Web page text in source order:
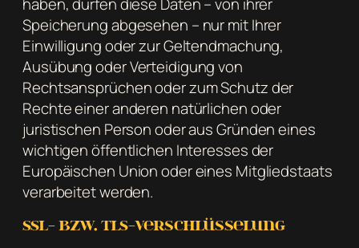
Speicherung abgesehen – nur mit Ihrer
Einwilligung oder zur Geltendmachung,
Ausübung oder Verteidigung von
Rechtsansprüchen oder zum Schutz der
Rechte einer anderen natürlichen oder
juristischen Person oder aus Gründen eines
wichtigen öffentlichen Interesses der
Europäischen Union oder eines Mitgliedstaats
verarbeitet werden.
SSL- bzw. TLS-Verschlüsselung